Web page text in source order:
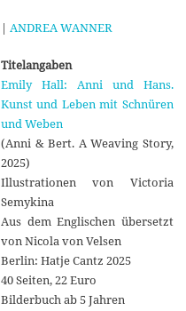
| ANDREA WANNER
Titelangaben
Emily Hall: Anni und Hans.
Kunst und Leben mit Schnüren
und Weben
(Anni & Bert. A Weaving Story,
2025)
Illustrationen von Victoria
Semykina
Aus dem Englischen übersetzt
von Nicola von Velsen
Berlin: Hatje Cantz 2025
40 Seiten, 22 Euro
Bilderbuch ab 5 Jahren